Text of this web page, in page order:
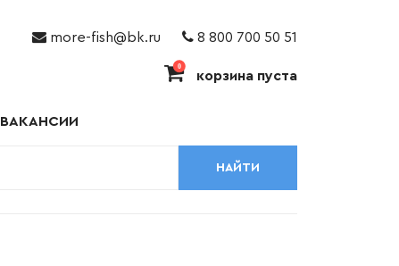
more-fish@bk.ru 8 800 700 50 51
0
корзина пуста
ВАКАНСИИ
НАЙТИ